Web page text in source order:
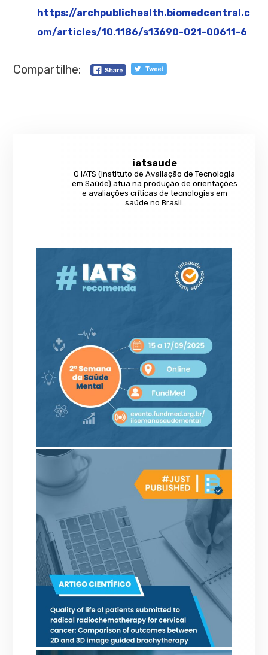
https://archpublichealth.biomedcentral.c
om/articles/10.1186/s13690-021-00611-6
Compartilhe:
iatsaude
O IATS (Instituto de Avaliação de Tecnologia
em Saúde) atua na produção de orientações
e avaliações críticas de tecnologias em
saúde no Brasil.